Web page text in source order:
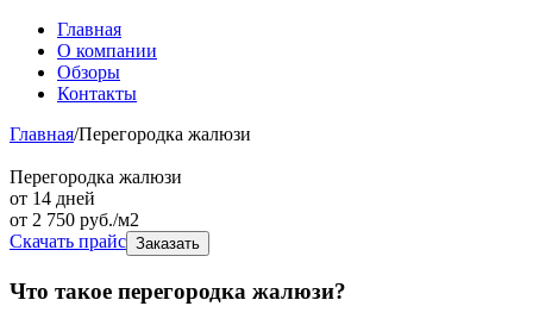
Главная
О компании
Обзоры
Контакты
Главная/Перегородка жалюзи
Перегородка жалюзи
от 14 дней
от 2 750 руб./м2
Скачать прайс Заказать
Что такое перегородка жалюзи?